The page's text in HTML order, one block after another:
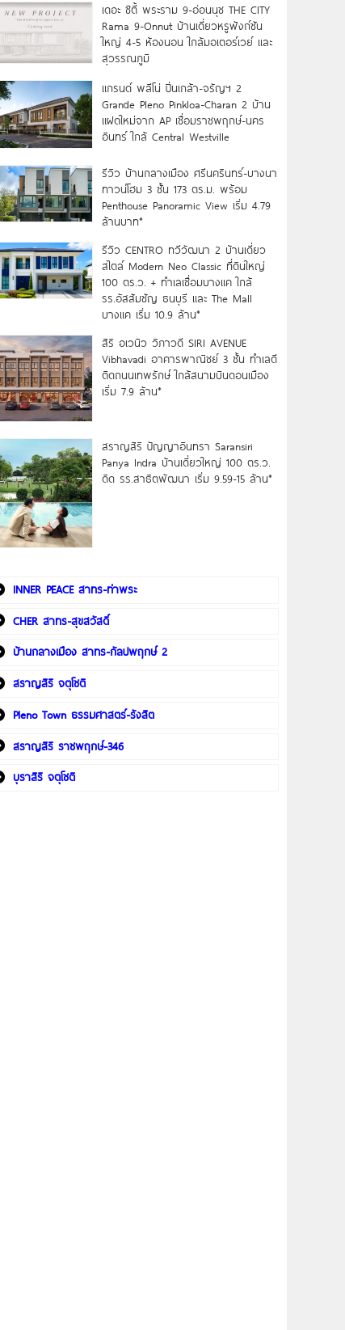
เดอะ ซิตี้ พระราม 9-อ่อนนุช THE CITY
Rama 9-Onnut บ้านเดี่ยวหรูฟังก์ชัน
ใหญ่ 4-5 ห้องนอน ใกล้มอเตอร์เวย์ และ
สุวรรณภูมิ
แกรนด์ พลีโน่ ปิ่นเกล้า-จรัญฯ 2
Grande Pleno Pinkloa-Charan 2 บ้าน
แฝดใหม่จาก AP เชื่อมราชพฤกษ์-นคร
อินทร์ ใกล้ Central Westville
รีวิว บ้านกลางเมือง ศรีนครินทร์-บางนา
ทาวน์โฮม 3 ชั้น 173 ตร.ม. พร้อม
Penthouse Panoramic View เริ่ม 4.79
ล้านบาท*
รีวิว CENTRO ทวีวัฒนา 2 บ้านเดี่ยว
สไตล์ Modern Neo Classic ที่ดินใหญ่
100 ตร.ว. + ทำเลเชื่อมบางแค ใกล้
รร.อัสสัมชัญ ธนบุรี และ The Mall
บางแค เริ่ม 10.9 ล้าน*
สิริ อเวนิว วิภาวดี SIRI AVENUE
Vibhavadi อาคารพาณิชย์ 3 ชั้น ทำเลดี
ติดถนนเทพรักษ์ ใกล้สนามบินดอนเมือง
เริ่ม 7.9 ล้าน*
สราญสิริ ปัญญาอินทรา Saransiri
Panya Indra บ้านเดี่ยวใหญ่ 100 ตร.ว.
ดิด รร.สาธิตพัฒนา เริ่ม 9.59-15 ล้าน*
INNER PEACE สาทร-ท่าพระ
CHER สาทร-สุขสวัสดิ์
บ้านกลางเมือง สาทร-กัลปพฤกษ์ 2
สราญสิริ จตุโชติ
Pleno Town ธรรมศาสตร์-รังสิต
สราญสิริ ราชพฤกษ์-346
บุราสิริ จตุโชติ